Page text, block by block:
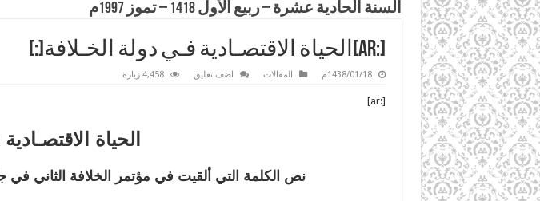
السنة الحادية عشرة – ربيع الأول 1418 – تموز 1997م
[:ar]الحياة الاقتصـادية فـي دولة الخـلافة[:]
1438/01/18م المقالات اضف تعليق 4,458 زيارة
[:ar]
الحياة
نص الكلمة التي ألقيت في مؤتمر الخلافة الثاني